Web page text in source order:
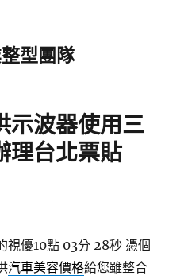
型團隊
示波器使用三
理台北票貼
視優10點 03分 28秒 憑個
汽車美容價格給您雖整合